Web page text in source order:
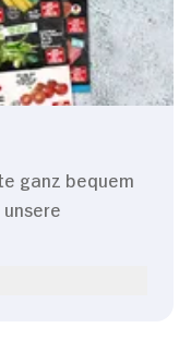
ganz bequem